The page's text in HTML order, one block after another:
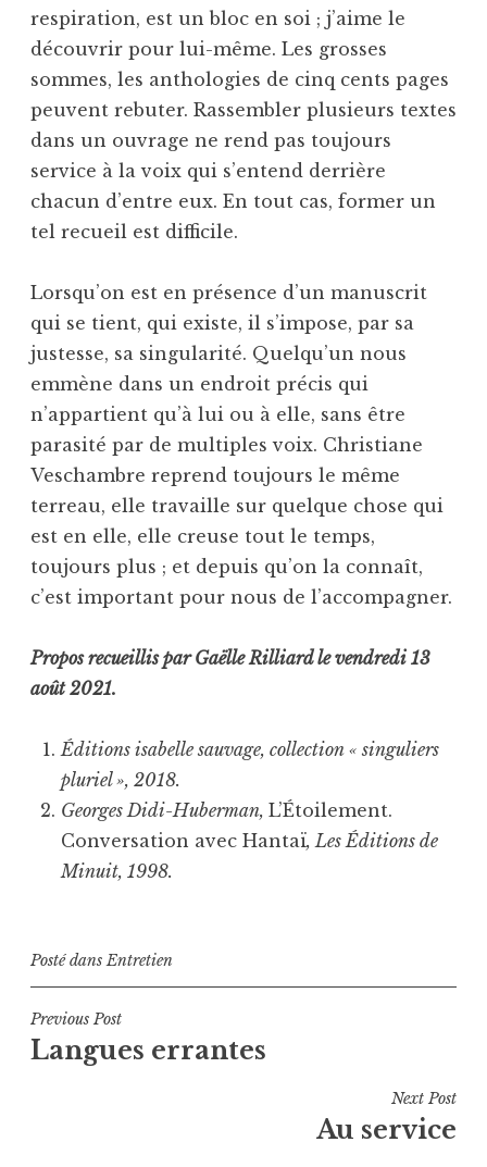
respiration, est un bloc en soi ; j’aime le
découvrir pour lui-même. Les grosses
sommes, les anthologies de cinq cents pages
peuvent rebuter. Rassembler plusieurs textes
dans un ouvrage ne rend pas toujours
service à la voix qui s’entend derrière
chacun d’entre eux. En tout cas, former un
tel recueil est difficile.
Lorsqu’on est en présence d’un manuscrit
qui se tient, qui existe, il s’impose, par sa
justesse, sa singularité. Quelqu’un nous
emmène dans un endroit précis qui
n’appartient qu’à lui ou à elle, sans être
parasité par de multiples voix. Christiane
Veschambre reprend toujours le même
terreau, elle travaille sur quelque chose qui
est en elle, elle creuse tout le temps,
toujours plus ; et depuis qu’on la connaît,
c’est important pour nous de l’accompagner.
Propos recueillis par Gaëlle Rilliard le vendredi 13
août 2021.
Éditions isabelle sauvage, collection « singuliers
pluriel », 2018.
Georges Didi-Huberman, L’Étoilement.
Conversation avec Hantaï, Les Éditions de
Minuit, 1998.
Posté dansEntretien
Navigation
de
Previous Post
Langues errantes
Next Post
Au service